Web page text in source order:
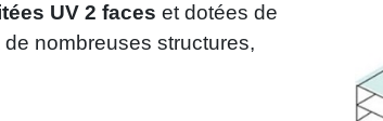
UV 2 faces et dotées de
nombreuses structures,